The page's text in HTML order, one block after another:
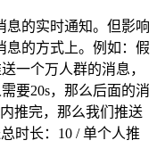
息的实时通知。但影响
息的方式上。例如：假
一个万人群的消息，
要20s，那么后面的消
推完，那么我们推送
时长：10 / 单个人推